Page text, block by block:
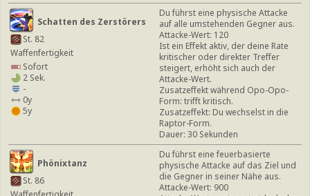
Schatten des Zerstörers
St. 82
Waffenfertigkeit
Sofort
2 Sek.
-
0y
5y
Du führst eine physische Attacke
auf alle umstehenden Gegner aus.
Attacke-Wert: 120
Ist ein Effekt aktiv, der deine Rate
kritischer oder direkter Treffer
steigert, erhöht sich auch der
Attacke-Wert.
Zusatzeffekt während Opo-Opo-
Form: trifft kritisch.
Zusatzeffekt: Du wechselst in die
Raptor-Form.
Dauer: 30 Sekunden
Phönixtanz
St. 86
Du führst eine feuerbasierte
physische Attacke auf das Ziel und
die Gegner in seiner Nähe aus.
Attacke-Wert: 900